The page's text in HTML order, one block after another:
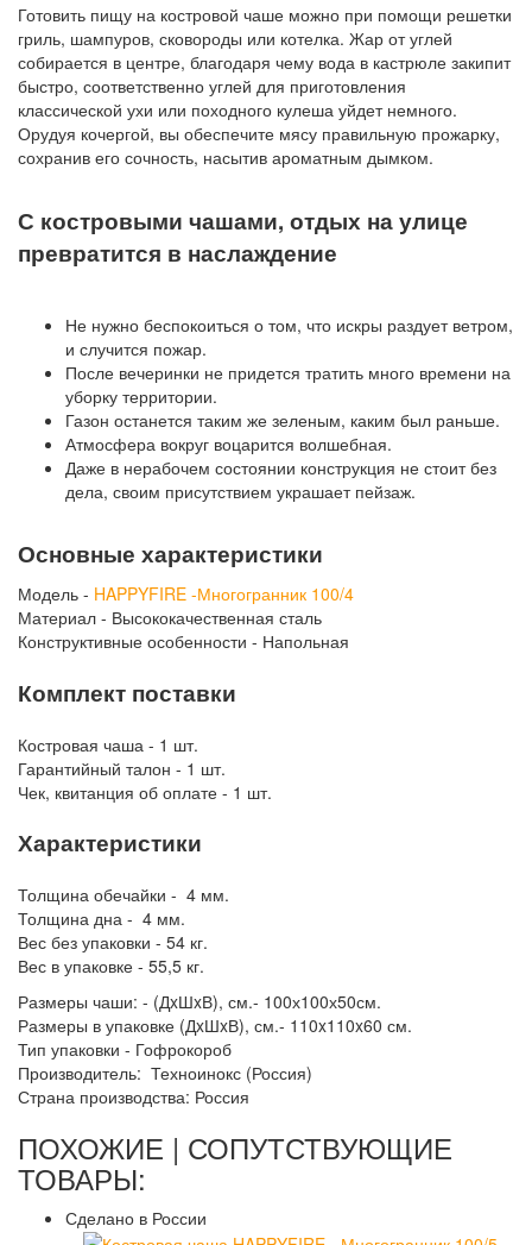
Готовить пищу на костровой чаше можно при помощи решетки
гриль, шампуров, сковороды или котелка. Жар от углей
собирается в центре, благодаря чему вода в кастрюле закипит
быстро, соответственно углей для приготовления
классической ухи или походного кулеша уйдет немного.
Орудуя кочергой, вы обеспечите мясу правильную прожарку,
сохранив его сочность, насытив ароматным дымком.
С костровыми чашами, отдых на улице
превратится в наслаждение
Не нужно беспокоиться о том, что искры раздует ветром,
и случится пожар.
После вечеринки не придется тратить много времени на
уборку территории.
Газон останется таким же зеленым, каким был раньше.
Атмосфера вокруг воцарится волшебная.
Даже в нерабочем состоянии конструкция не стоит без
дела, своим присутствием украшает пейзаж.
Основные характеристики
Модель - HAPPYFIRE -Многогранник 100/4
Материал - Высококачественная сталь
Конструктивные особенности - Напольная
Комплект поставки
Костровая чаша - 1 шт.
Гарантийный талон - 1 шт.
Чек, квитанция об оплате - 1 шт.
Характеристики
Толщина обечайки - 4 мм.
Толщина дна - 4 мм.
Вес без упаковки - 54 кг.
Вес в упаковке - 55,5 кг.
Размеры чаши: - (ДxШxВ), см.- 100х100х50см.
Размеры в упаковке (ДxШxВ), см.- 110x110x60 см.
Тип упаковки - Гофрокороб
Производитель: Техноинокс (Россия)
Страна производства: Россия
ПОХОЖИЕ | СОПУТСТВУЮЩИЕ
ТОВАРЫ:
Сделано в России